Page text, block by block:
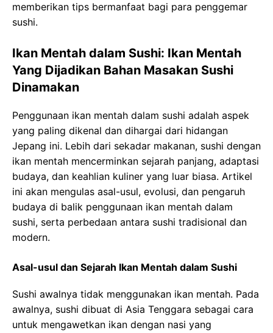
memberikan tips bermanfaat bagi para penggemar
sushi.
Ikan Mentah dalam Sushi: Ikan Mentah
Yang Dijadikan Bahan Masakan Sushi
Dinamakan
Penggunaan ikan mentah dalam sushi adalah aspek
yang paling dikenal dan dihargai dari hidangan
Jepang ini. Lebih dari sekadar makanan, sushi dengan
ikan mentah mencerminkan sejarah panjang, adaptasi
budaya, dan keahlian kuliner yang luar biasa. Artikel
ini akan mengulas asal-usul, evolusi, dan pengaruh
budaya di balik penggunaan ikan mentah dalam
sushi, serta perbedaan antara sushi tradisional dan
modern.
Asal-usul dan Sejarah Ikan Mentah dalam Sushi
Sushi awalnya tidak menggunakan ikan mentah. Pada
awalnya, sushi dibuat di Asia Tenggara sebagai cara
untuk mengawetkan ikan dengan nasi yang